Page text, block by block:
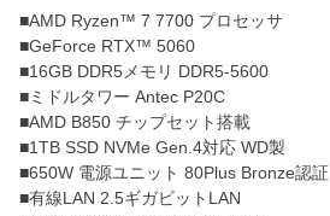
■AMD Ryzen™ 7 7700 プロセッサ
■GeForce RTX™ 5060
■16GB DDR5メモリ DDR5-5600
■ミドルタワー Antec P20C
■AMD B850 チップセット搭載
■1TB SSD NVMe Gen.4対応 WD製
■650W 電源ユニット 80Plus Bronze認証
■有線LAN 2.5ギガビットLAN